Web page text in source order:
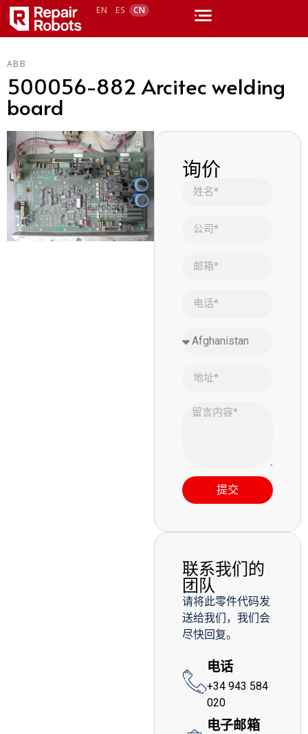
EN ES CN
ABB
500056-882 Arcitec welding
board
询价
提交
联系我们的
团队
请将此零件代码发
送给我们，我们会
尽快回复。
电话
+34 943 584
020
电子邮箱